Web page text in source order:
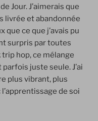
Jour. J’aimerais que
livrée et abandonnée
que ce que j’avais pu
surpris par toutes
hop, ce mélange
juste seule. J’ai
plus vibrant, plus
de soi